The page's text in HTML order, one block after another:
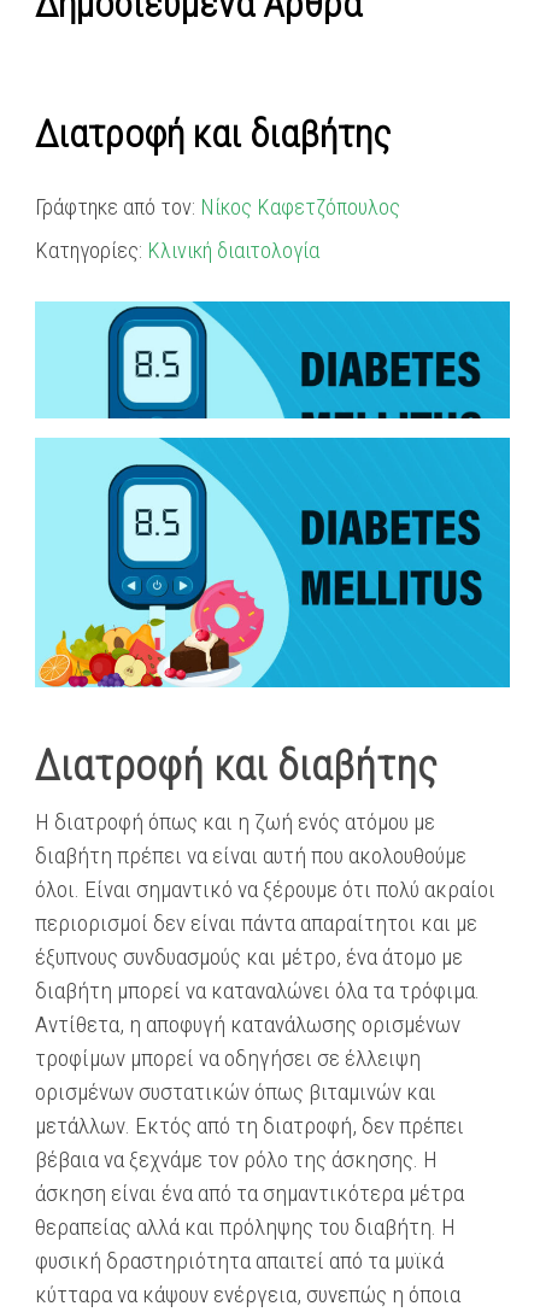
Διατροφή και διαβήτης
Γράφτηκε από τον: Νίκος Καφετζόπουλος
Κατηγορίες: Κλινική διαιτολογία
Διατροφή και διαβήτης
Η διατροφή όπως και η ζωή ενός ατόμου με
διαβήτη πρέπει να είναι αυτή που ακολουθούμε
όλοι. Είναι σημαντικό να ξέρουμε ότι πολύ ακραίοι
περιορισμοί δεν είναι πάντα απαραίτητοι και με
έξυπνους συνδυασμούς και μέτρο, ένα άτομο με
διαβήτη μπορεί να καταναλώνει όλα τα τρόφιμα.
Αντίθετα, η αποφυγή κατανάλωσης ορισμένων
τροφίμων μπορεί να οδηγήσει σε έλλειψη
ορισμένων συστατικών όπως βιταμινών και
μετάλλων. Εκτός από τη διατροφή, δεν πρέπει
βέβαια να ξεχνάμε τον ρόλο της άσκησης. Η
άσκηση είναι ένα από τα σημαντικότερα μέτρα
θεραπείας αλλά και πρόληψης του διαβήτη. Η
φυσική δραστηριότητα απαιτεί από τα μυϊκά
κύτταρα να κάψουν ενέργεια, συνεπώς η όποια